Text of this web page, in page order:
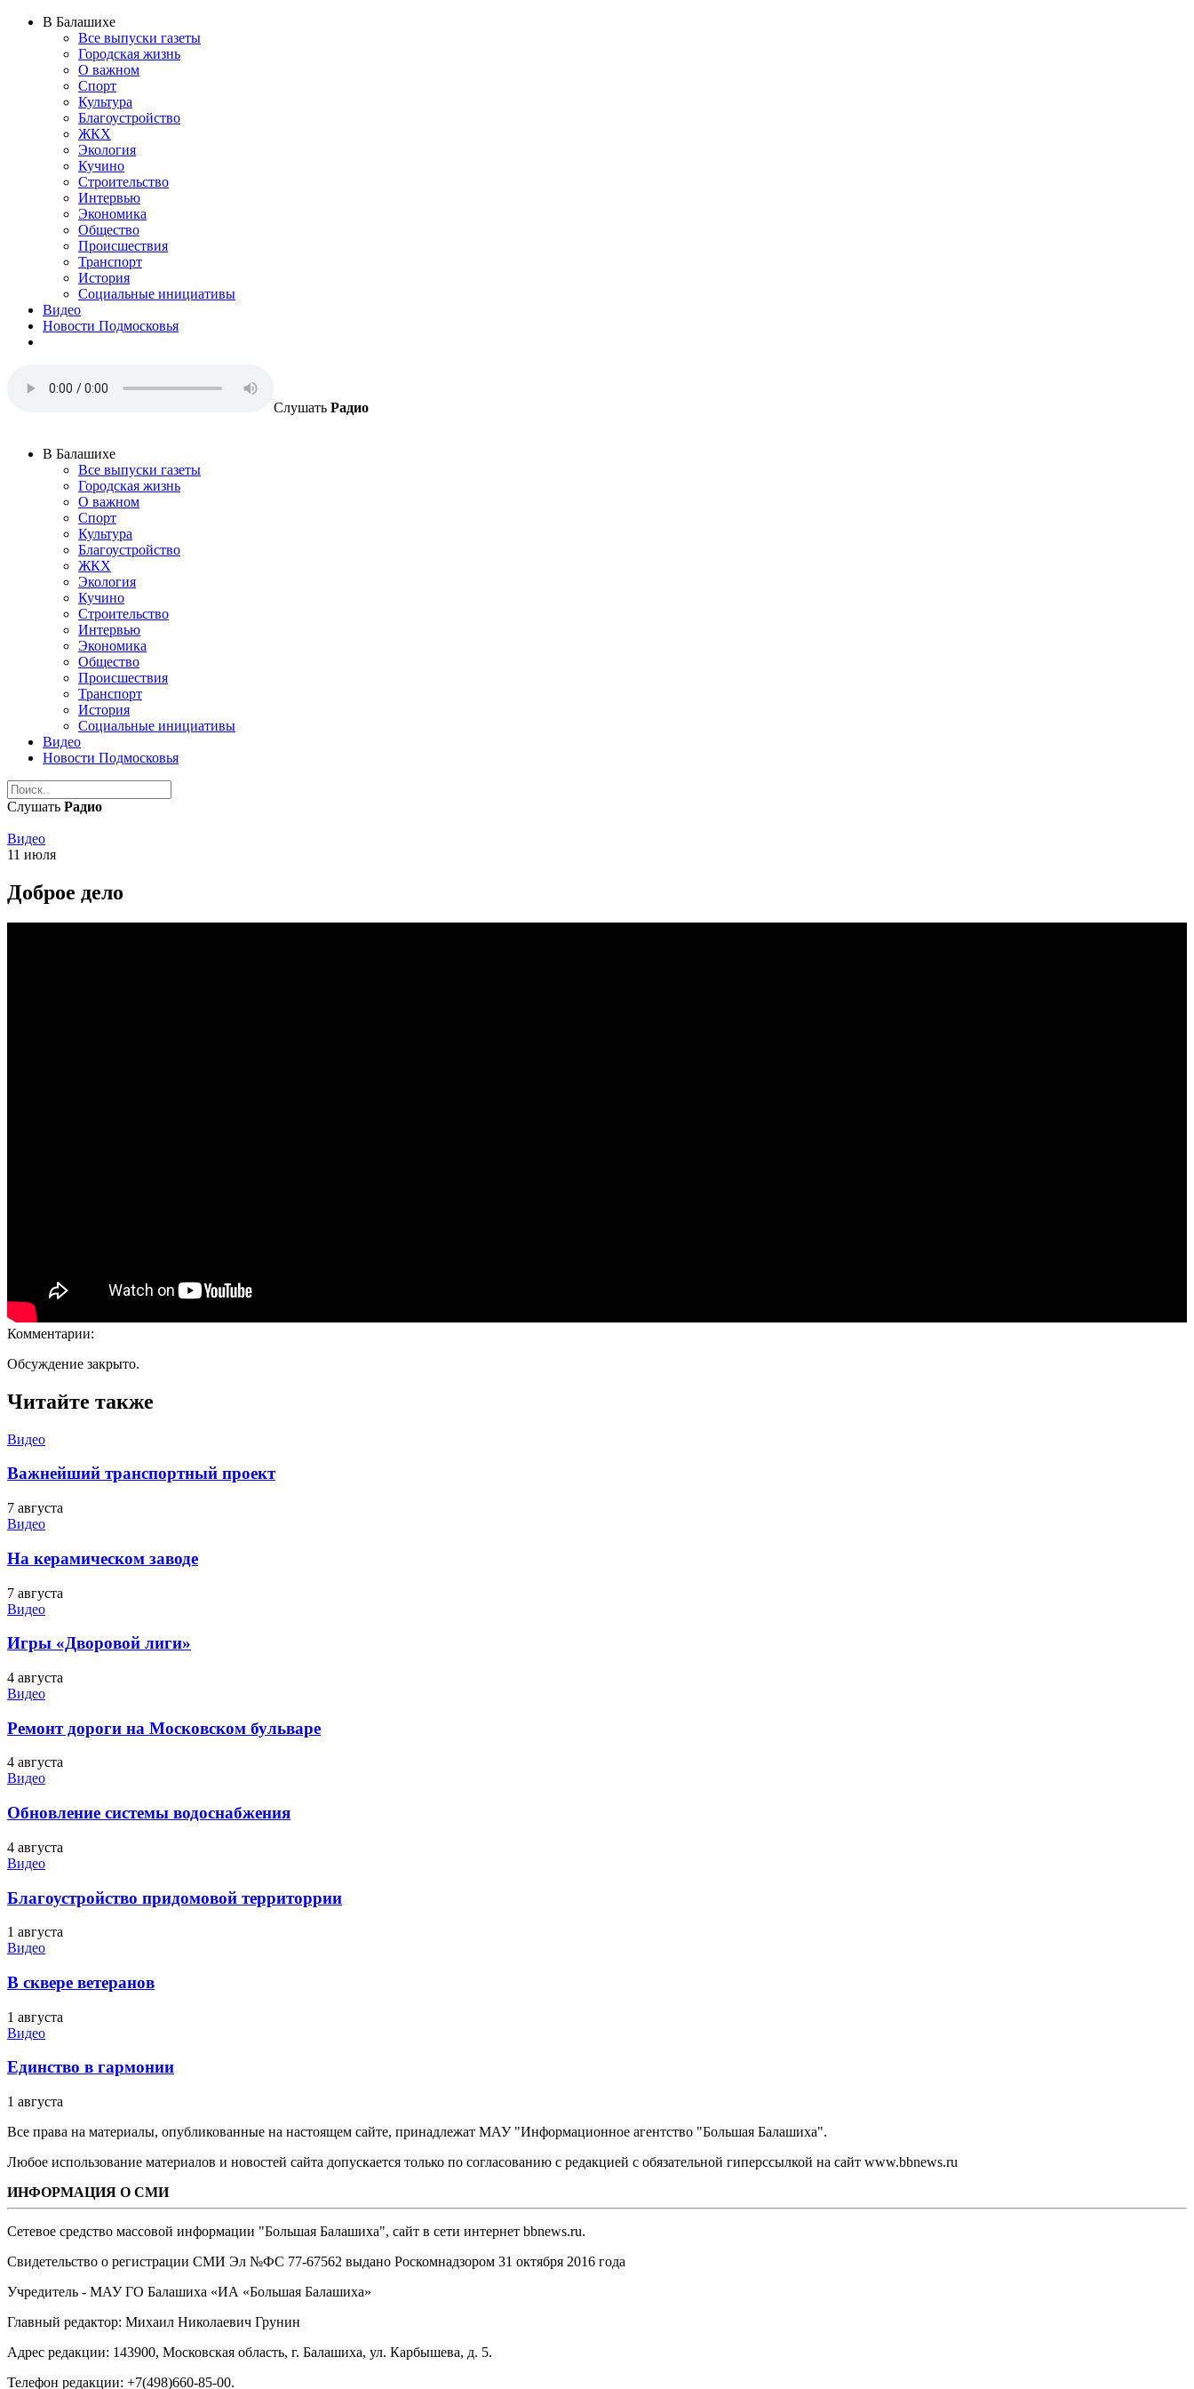
В Балашихе
Все выпуски газеты
Городская жизнь
О важном
Спорт
Культура
Благоустройство
ЖКХ
Экология
Кучино
Строительство
Интервью
Экономика
Общество
Происшествия
Транспорт
История
Социальные инициативы
Видео
Новости Подмосковья
Слушать Радио
В Балашихе
Все выпуски газеты
Городская жизнь
О важном
Спорт
Культура
Благоустройство
ЖКХ
Экология
Кучино
Строительство
Интервью
Экономика
Общество
Происшествия
Транспорт
История
Социальные инициативы
Видео
Новости Подмосковья
Слушать Радио
Видео
11 июля
Доброе дело
Комментарии:
Обсуждение закрыто.
Читайте также
Видео
Важнейший транспортный проект
7 августа
Видео
На керамическом заводе
7 августа
Видео
Игры «Дворовой лиги»
4 августа
Видео
Ремонт дороги на Московском бульваре
4 августа
Видео
Обновление системы водоснабжения
4 августа
Видео
Благоустройство придомовой территоррии
1 августа
Видео
В сквере ветеранов
1 августа
Видео
Единство в гармонии
1 августа
Все права на материалы, опубликованные на настоящем сайте, принадлежат МАУ "Информационное агентство "Большая Балашиха".
Любое использование материалов и новостей сайта допускается только по согласованию с редакцией с обязательной гиперссылкой на сайт www.bbnews.ru
ИНФОРМАЦИЯ О СМИ
Сетевое средство массовой информации "Большая Балашиха", сайт в сети интернет bbnews.ru.
Свидетельство о регистрации СМИ Эл №ФС ‎77-67562 выдано Роскомнадзором 31 октября 2016 года
Учредитель - МАУ ГО Балашиха «ИА «Большая Балашиха»
Главный редактор: Михаил Николаевич Грунин
Адрес редакции: 143900, Московская область, г. Балашиха, ул. Карбышева, д. 5.
Телефон редакции: +7(498)660-85-00.